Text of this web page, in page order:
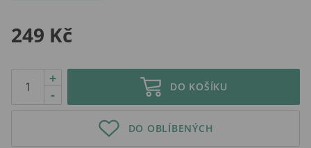
249 Kč
-
+
DO KOŠÍKU
DO OBLÍBENÝCH